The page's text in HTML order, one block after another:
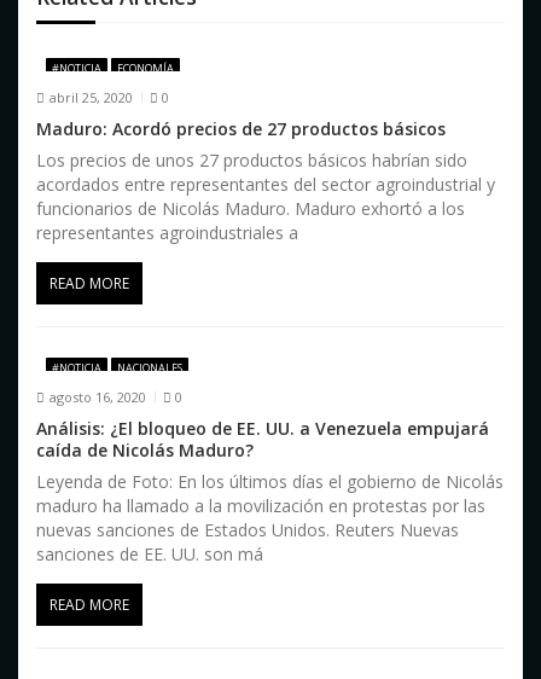
e
n
t
r
a
d
a
s
#NOTICIA ECONOMÍA
abril 25, 2020 0
Maduro: Acordó precios de 27 productos básicos
Los precios de unos 27 productos básicos habrían sido
acordados entre representantes del sector agroindustrial y
funcionarios de Nicolás Maduro. Maduro exhortó a los
representantes agroindustriales a
READ MORE
#NOTICIA NACIONALES
agosto 16, 2020 0
Análisis: ¿El bloqueo de EE. UU. a Venezuela empujará
caída de Nicolás Maduro?
Leyenda de Foto: En los últimos días el gobierno de Nicolás
maduro ha llamado a la movilización en protestas por las
nuevas sanciones de Estados Unidos. Reuters Nuevas
sanciones de EE. UU. son má
READ MORE